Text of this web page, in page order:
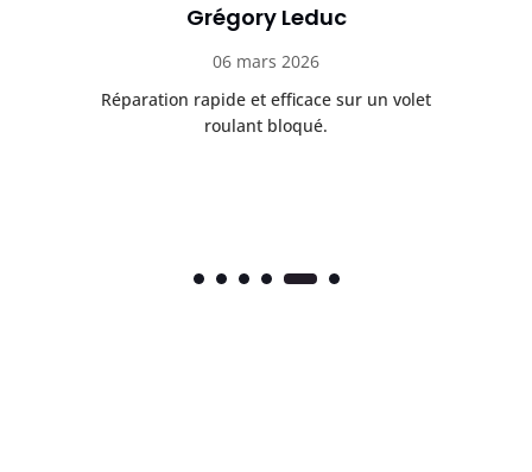
Grégory Leduc
06 mars 2026
Réparation rapide et efficace sur un volet
roulant bloqué.